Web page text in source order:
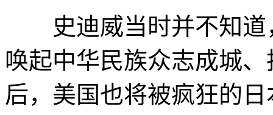
史迪威当时并不知道
唤起中华民族众志成城
后，美国也将被疯狂的